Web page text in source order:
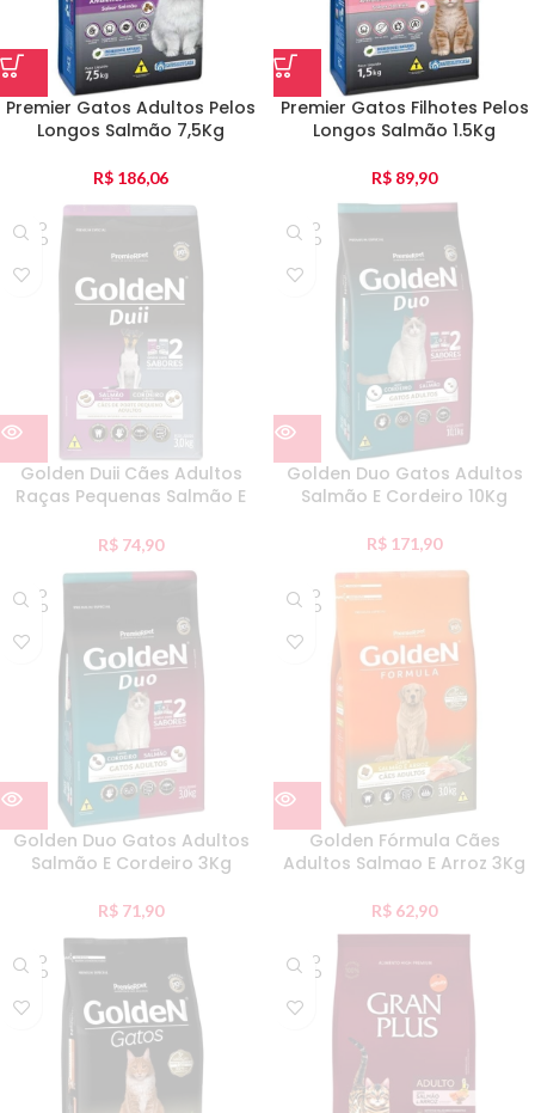
Premier Gatos Adultos Pelos
Longos Salmão 7,5Kg
R$ 186,06
Premier Gatos Filhotes Pelos
Longos Salmão 1.5Kg
R$ 89,90
ESGO
TADO
Golden Duii Cães Adultos
Raças Pequenas Salmão E
R$ 74,90
ESGO
TADO
Golden Duo Gatos Adultos
Salmão E Cordeiro 10Kg
R$ 171,90
ESGO
TADO
Golden Duo Gatos Adultos
Salmão E Cordeiro 3Kg
R$ 71,90
ESGO
TADO
Golden Fórmula Cães
Adultos Salmao E Arroz 3Kg
R$ 62,90
ESGO
TADO
ESGO
TADO